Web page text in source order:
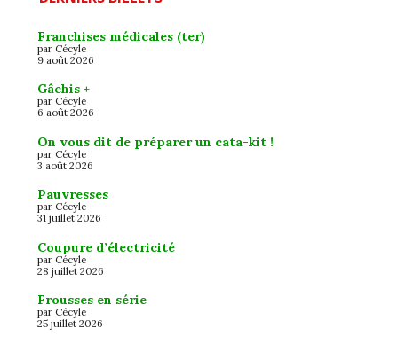
Franchises médicales (ter)
par Cécyle
9 août 2026
Gâchis +
par Cécyle
6 août 2026
On vous dit de préparer un cata-kit !
par Cécyle
3 août 2026
Pauvresses
par Cécyle
31 juillet 2026
Coupure d’électricité
par Cécyle
28 juillet 2026
Frousses en série
par Cécyle
25 juillet 2026